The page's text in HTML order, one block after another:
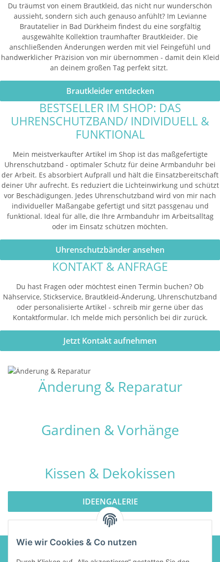
Du träumst von einem Brautkleid, das nicht nur wunderschön
aussieht, sondern sich auch genauso anfühlt? Im Levianne
Brautatelier in Bad Dürkheim findest du eine sorgfältig
ausgewählte Kollektion traumhafter Brautkleider. Die
anschließenden Änderungen werden mit viel Feingefühl und
handwerklicher Präzision von mir übernommen - damit dein Kleid
an deinem großen Tag perfekt sitzt.
Brautkleider entdecken
BESTSELLER IM SHOP: DAS
UHRENSCHUTZBAND/ INDIVIDUELL &
FUNKTIONAL
Mein meistverkaufter Artikel im Shop ist das maßgefertigte
Uhrenschutzband - optimaler Schutz für deine Armbanduhr bei
der Arbeit. Es absorbiert Aufprall und hält die Einsatzbereitschaft
deiner Uhr aufrecht. Es reduziert die Lichteinwirkung und schützt
vor Beschädigungen. Jedes Uhrenschutzband wird von mir nach
individueller Maßangabe gefertigt und sitzt passgenau und
funktional. Ideal für alle, die Ihre Armbanduhr im Arbeitsalltag
oder im Einsatz schützen möchten.
Uhrenschutzbänder ansehen
KONTAKT & ANFRAGE
Du hast Fragen oder möchtest einen Termin buchen? Ob
Nähservice, Stickservice, Brautkleid-Änderung, Uhrenschutzband
oder personalisierte Artikel - schreib mir gerne über das
Kontaktformular. Ich melde mich persönlich bei dir zurück.
Jetzt Kontakt aufnehmen
Änderung & Reparatur
Gardinen & Vorhänge
Kissen & Dekokissen
IDEENGALERIE
Wie wir Cookies & Co nutzen